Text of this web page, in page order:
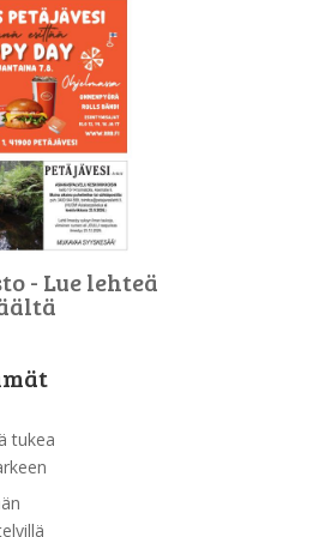
- Lue lehteä
tukea